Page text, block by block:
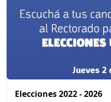
Elecciones 2022 - 2026